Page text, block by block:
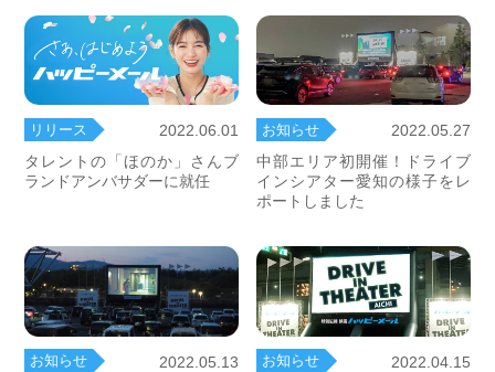
リリース
2022.06.01
タレントの「ほのか」さんブ
ランドアンバサダーに就任
お知らせ
2022.05.27
中部エリア初開催！ドライブ
インシアター愛知の様子をレ
ポートしました
お知らせ
2022.05.13
お知らせ
2022.04.15